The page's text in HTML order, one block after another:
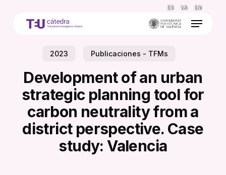
ES VA EN
Menu
2023 Publicaciones - TFMs
Development of an urban
strategic planning tool for
carbon neutrality from a
district perspective. Case
study: Valencia